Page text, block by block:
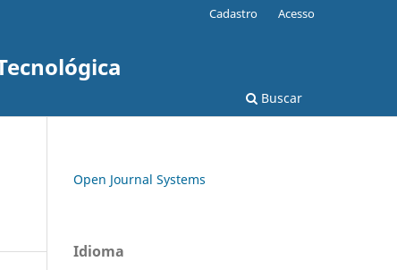
Buscar
Cadastro Acesso
Open Journal Systems
Idioma